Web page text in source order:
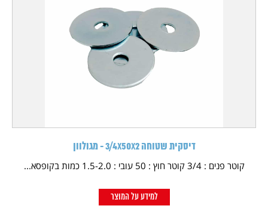
דיסקית שטוחה 3/4X50X2 - מגולוון
קוטר פנים : 3/4 קוטר חוץ : 50 עובי : 1.5-2.0 כמות בקופסא...
למידע על המוצר